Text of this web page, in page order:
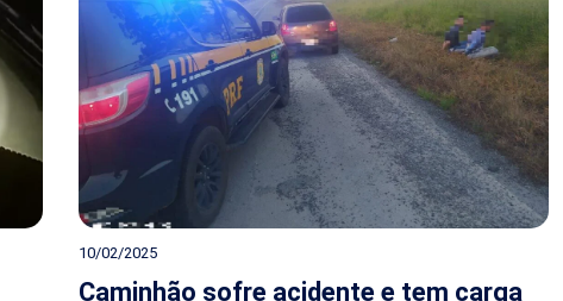
10/02/2025
Caminhão sofre acidente e tem carga